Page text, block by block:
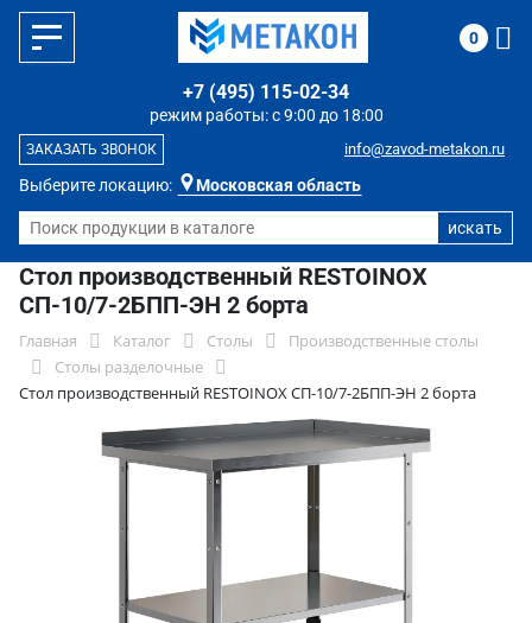
Выберите локацию: Московская область
режим работы: с 9:00 до 18:00
+7 (495) 115-02-34
info@zavod-metakon.ru
ЗАКАЗАТЬ ЗВОНОК
0
Стол производственный RESTOINOX
СП-10/7-2БПП-ЭН 2 борта
Главная Каталог Столы
Производственные столы
Столы разделочные
Стол производственный RESTOINOX СП-10/7-2БПП-ЭН 2 борта